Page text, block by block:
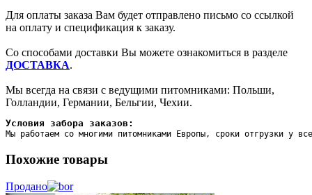
Для оплаты заказа Вам будет отправлено письмо со ссылкой
на оплату и спецификация к заказу.
Со способами доставки Вы можете ознакомиться в разделе
ДОСТАВКА.
Мы всегда на связи с ведущими питомниками: Польши,
Голландии, Германии, Бельгии, Чехии.
Условия забора заказов:
Мы работаем со многими питомниками Европы, сроки отгрузки у
Похожие товары
Продано